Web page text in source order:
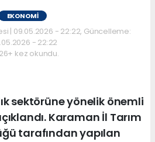
EKONOMI
| 09.05.2026 - 22:22, Güncelleme:
- 22:22
kez okundu.
sektörüne yönelik önemli
Karaman İl Tarım
tarafından yapılan